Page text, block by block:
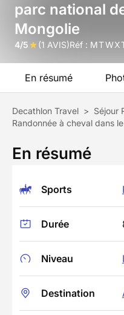
parc national
Mongolie
4/5 (1 AVIS)Réf :
En résumé
Decathlon Travel > Séjour
En résumé
Sports
Durée
Niveau
Destination